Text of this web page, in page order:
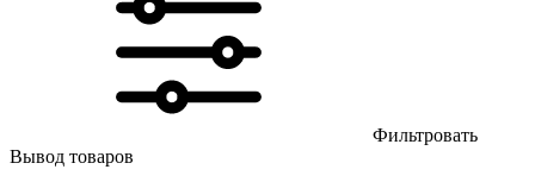
Фильтровать
Вывод товаров